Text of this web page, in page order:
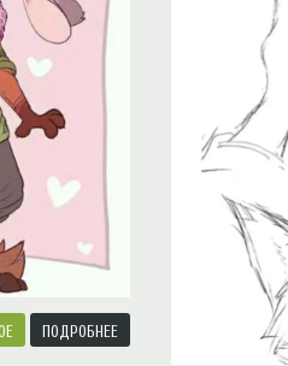
ПОДРОБНЕЕ